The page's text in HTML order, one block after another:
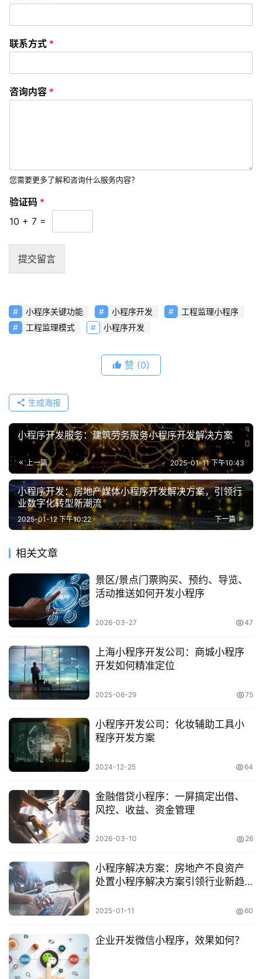
见
题
联系方式 *
咨询内容 *
您需要更多了解和咨询什么服务内容？
验证码 *
10 + 7 =
提交留言
小程序关键功能 小程序开发
工程监理小程序
工程监理模式
小程序开发
赞 (0)
生成海报
小程序开发服务：建筑劳务服务小程序开发解决方案
上一篇 2025-01-11 下午10:43
小程序开发：房地产媒体小程序开发解决方案，引领行
业数字化转型新潮流
下一篇
2025-01-12 下午10:22
相关文章
景区/景点门票购买、预约、导览、
活动推送如何开发小程序
2026-03-27 47
上海小程序开发公司：商城小程序
开发如何精准定位
2025-06-29 75
小程序开发公司：化妆辅助工具小
程序开发方案
2024-12-25 64
金融借贷小程序：一屏搞定出借、
风控、收益、资金管理
2026-03-10 26
小程序解决方案：房地产不良资产
处置小程序解决方案引领行业新趋
2025-01-11 60
企业开发微信小程序，效果如何？